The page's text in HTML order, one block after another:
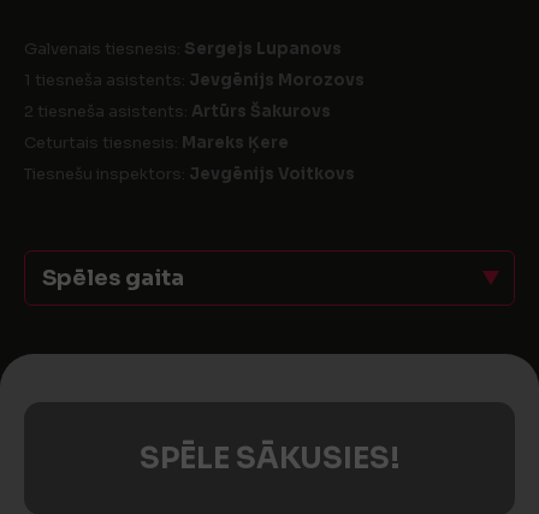
Galvenais tiesnesis: Sergejs Lupanovs
1 tiesneša asistents: Jevgēnijs Morozovs
2 tiesneša asistents: Artūrs Šakurovs
Ceturtais tiesnesis: Mareks Ķere
Tiesnešu inspektors: Jevgēnijs Voitkovs
Spēles gaita
SPĒLE SĀKUSIES!